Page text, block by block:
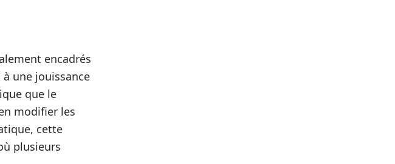
encadrés
une jouissance
que le
modifier les
cette
plusieurs